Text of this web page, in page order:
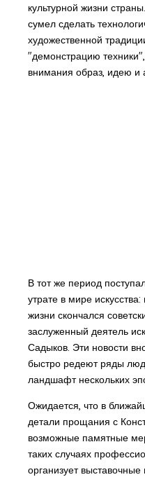
культурной жизни
сумел сделать
художественной
"демонстрацию
внимания образ, идею и
В тот же период
утрате в мире
жизни скончался
заслуженный деятель
Садыков. Эти новости
быстро редеют ряды
ландшафт нескольких
Ожидается, что в
детали прощания с
возможные памятные
таких случаях
организует